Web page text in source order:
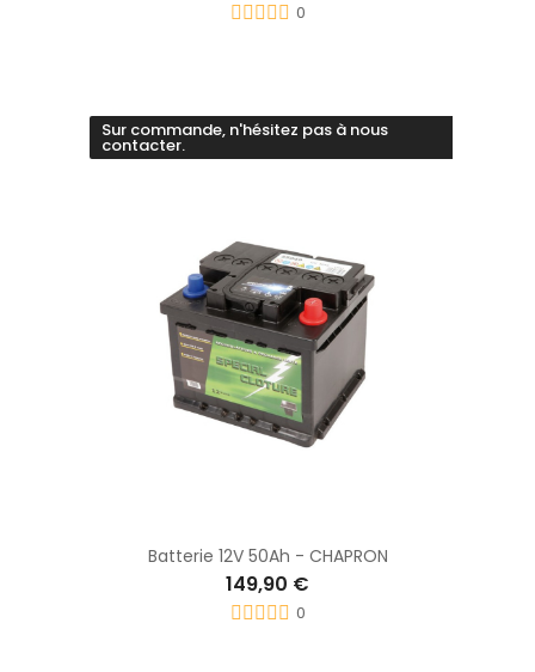
0
Sur commande, n'hésitez pas à nous
contacter.
Batterie 12V 50Ah - CHAPRON
149,90 €
0